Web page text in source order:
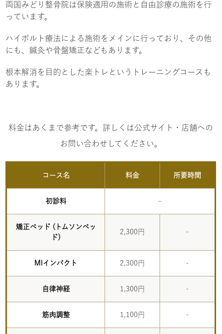
両国みどり整骨院は保険適用の施術と自由診療の施術を行
っています。
ハイボルト療法による施術をメインに行っており、その他
にも、鍼灸や骨盤矯正などもあります。
根本解消を目的とした楽トレというトレーニングコースも
あります。
料金はあくまで参考です。詳しくは公式サイト・店舗への
お問い合わせしてください。
コース名 料金 所要時間
初診料 –
矯正ベッド (トムソンベッ
ド)
2,300円 ‐
MIインパクト 2,300円 ‐
自律神経 1,300円 ‐
筋肉調整 1,100円 ‐